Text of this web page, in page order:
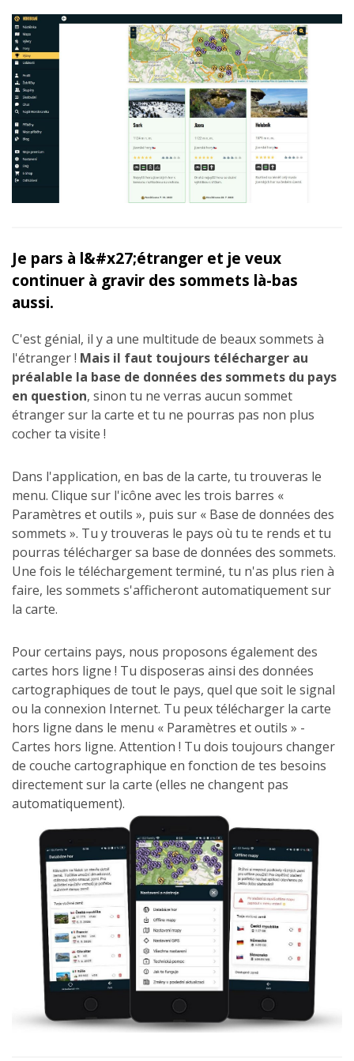
Je pars à l&#x27;étranger et je veux
continuer à gravir des sommets là-bas
aussi.
C'est génial, il y a une multitude de beaux sommets à
l'étranger ! Mais il faut toujours télécharger au
préalable la base de données des sommets du pays
en question, sinon tu ne verras aucun sommet
étranger sur la carte et tu ne pourras pas non plus
cocher ta visite !
Dans l'application, en bas de la carte, tu trouveras le
menu. Clique sur l'icône avec les trois barres «
Paramètres et outils », puis sur « Base de données des
sommets ». Tu y trouveras le pays où tu te rends et tu
pourras télécharger sa base de données des sommets.
Une fois le téléchargement terminé, tu n'as plus rien à
faire, les sommets s'afficheront automatiquement sur
la carte.
Pour certains pays, nous proposons également des
cartes hors ligne ! Tu disposeras ainsi des données
cartographiques de tout le pays, quel que soit le signal
ou la connexion Internet. Tu peux télécharger la carte
hors ligne dans le menu « Paramètres et outils » -
Cartes hors ligne. Attention ! Tu dois toujours changer
de couche cartographique en fonction de tes besoins
directement sur la carte (elles ne changent pas
automatiquement).